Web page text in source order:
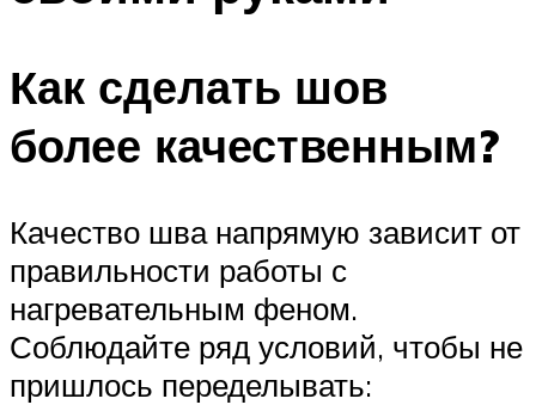
МЕНЮ
Как сделать шов
более качественным?
Качество шва напрямую зависит от
правильности работы с
нагревательным феном.
Соблюдайте ряд условий, чтобы не
пришлось переделывать: